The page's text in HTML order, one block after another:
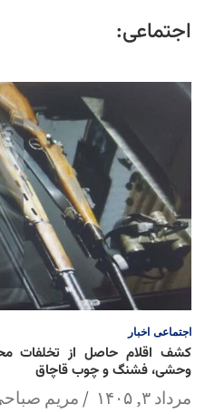
اجتماعی:
اجتماعی اخبار
کشف اقلام حاصل از تخلفات
وحشی، فشنگ و چوب قاچاق
مرداد ۳, ۱۴۰۵ مریم